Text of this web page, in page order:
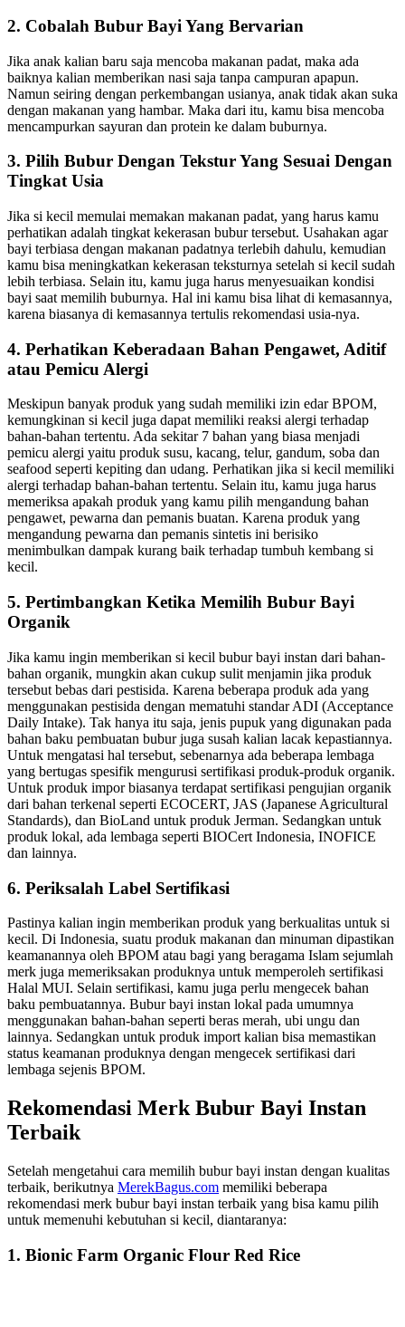
2. Cobalah Bubur Bayi Yang Bervarian
Jika anak kalian baru saja mencoba makanan padat, maka ada
baiknya kalian memberikan nasi saja tanpa campuran apapun.
Namun seiring dengan perkembangan usianya, anak tidak akan suka
dengan makanan yang hambar. Maka dari itu, kamu bisa mencoba
mencampurkan sayuran dan protein ke dalam buburnya.
3. Pilih Bubur Dengan Tekstur Yang Sesuai Dengan
Tingkat Usia
Jika si kecil memulai memakan makanan padat, yang harus kamu
perhatikan adalah tingkat kekerasan bubur tersebut. Usahakan agar
bayi terbiasa dengan makanan padatnya terlebih dahulu, kemudian
kamu bisa meningkatkan kekerasan teksturnya setelah si kecil sudah
lebih terbiasa. Selain itu, kamu juga harus menyesuaikan kondisi
bayi saat memilih buburnya. Hal ini kamu bisa lihat di kemasannya,
karena biasanya di kemasannya tertulis rekomendasi usia-nya.
4. Perhatikan Keberadaan Bahan Pengawet, Aditif
atau Pemicu Alergi
Meskipun banyak produk yang sudah memiliki izin edar BPOM,
kemungkinan si kecil juga dapat memiliki reaksi alergi terhadap
bahan-bahan tertentu. Ada sekitar 7 bahan yang biasa menjadi
pemicu alergi yaitu produk susu, kacang, telur, gandum, soba dan
seafood seperti kepiting dan udang. Perhatikan jika si kecil memiliki
alergi terhadap bahan-bahan tertentu. Selain itu, kamu juga harus
memeriksa apakah produk yang kamu pilih mengandung bahan
pengawet, pewarna dan pemanis buatan. Karena produk yang
mengandung pewarna dan pemanis sintetis ini berisiko
menimbulkan dampak kurang baik terhadap tumbuh kembang si
kecil.
5. Pertimbangkan Ketika Memilih Bubur Bayi
Organik
Jika kamu ingin memberikan si kecil bubur bayi instan dari bahan-
bahan organik, mungkin akan cukup sulit menjamin jika produk
tersebut bebas dari pestisida. Karena beberapa produk ada yang
menggunakan pestisida dengan mematuhi standar ADI (Acceptance
Daily Intake). Tak hanya itu saja, jenis pupuk yang digunakan pada
bahan baku pembuatan bubur juga susah kalian lacak kepastiannya.
Untuk mengatasi hal tersebut, sebenarnya ada beberapa lembaga
yang bertugas spesifik mengurusi sertifikasi produk-produk organik.
Untuk produk impor biasanya terdapat sertifikasi pengujian organik
dari bahan terkenal seperti ECOCERT, JAS (Japanese Agricultural
Standards), dan BioLand untuk produk Jerman. Sedangkan untuk
produk lokal, ada lembaga seperti BIOCert Indonesia, INOFICE
dan lainnya.
6. Periksalah Label Sertifikasi
Pastinya kalian ingin memberikan produk yang berkualitas untuk si
kecil. Di Indonesia, suatu produk makanan dan minuman dipastikan
keamanannya oleh BPOM atau bagi yang beragama Islam sejumlah
merk juga memeriksakan produknya untuk memperoleh sertifikasi
Halal MUI. Selain sertifikasi, kamu juga perlu mengecek bahan
baku pembuatannya. Bubur bayi instan lokal pada umumnya
menggunakan bahan-bahan seperti beras merah, ubi ungu dan
lainnya. Sedangkan untuk produk import kalian bisa memastikan
status keamanan produknya dengan mengecek sertifikasi dari
lembaga sejenis BPOM.
Rekomendasi Merk Bubur Bayi Instan
Terbaik
Setelah mengetahui cara memilih bubur bayi instan dengan kualitas
terbaik, berikutnya MerekBagus.com memiliki beberapa
rekomendasi merk bubur bayi instan terbaik yang bisa kamu pilih
untuk memenuhi kebutuhan si kecil, diantaranya:
1. Bionic Farm Organic Flour Red Rice